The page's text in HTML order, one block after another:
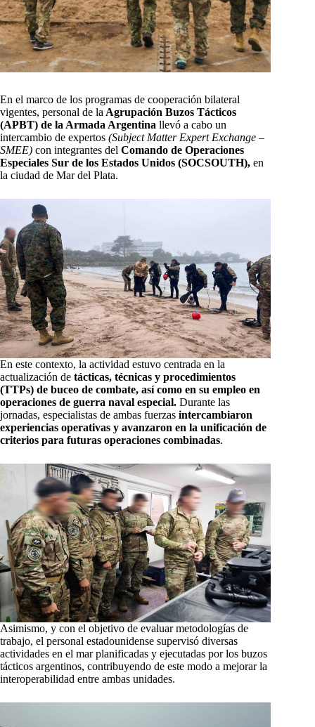
En el marco de los programas de cooperación bilateral
vigentes, personal de la Agrupación Buzos Tácticos
(APBT) de la Armada Argentina llevó a cabo un
intercambio de expertos (Subject Matter Expert Exchange –
SMEE) con integrantes del Comando de Operaciones
Especiales Sur de los Estados Unidos (SOCSOUTH), en
la ciudad de Mar del Plata.
En este contexto, la actividad estuvo centrada en la
actualización de tácticas, técnicas y procedimientos
(TTPs) de buceo de combate, así como en su empleo en
operaciones de guerra naval especial. Durante las
jornadas, especialistas de ambas fuerzas intercambiaron
experiencias operativas y avanzaron en la unificación de
criterios para futuras operaciones combinadas.
Asimismo, y con el objetivo de evaluar metodologías de
trabajo, el personal estadounidense supervisó diversas
actividades en el mar planificadas y ejecutadas por los buzos
tácticos argentinos, contribuyendo de este modo a mejorar la
interoperabilidad entre ambas unidades.